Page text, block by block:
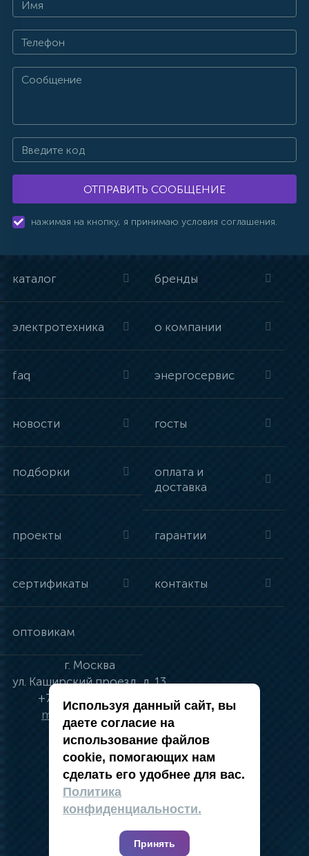
ОТПРАВИТЬ СООБЩЕНИЕ
нажимая на кнопку, я принимаю условия соглашения.
каталог бренды
электротехника о компании
faq энергосервис
новости госты
подборки
оплата и
доставка
проекты гарантии
сертификаты контакты
оптовикам
г. Москва
ул. Каширский проезд, д. 13
+7 (495) 134-41-83
moskva@vincci.ru
политика в отношении обработки
персональных данных
публичная оферта
карта сайта
Используя данный сайт, вы
даете согласие на
использование файлов
cookie, помогающих нам
сделать его удобнее для вас.
Политика
конфиденциальности.
Принять